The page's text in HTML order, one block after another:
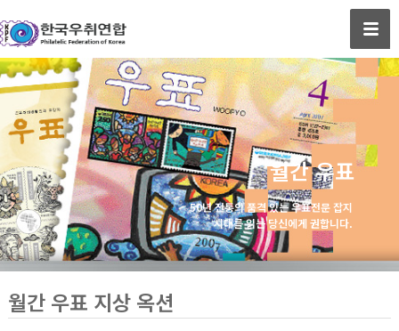
월간 우표
50년 전통의 품격 있는 우표전문 잡지
시대를 읽는 당신에게 권합니다.
월간 우표 지상 옥션